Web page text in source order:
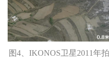
图4、IKONOS卫星2011年